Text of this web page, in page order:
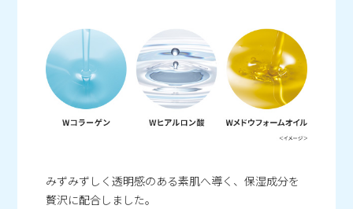
みずみずしく透明感のある素肌へ導く、保湿成分を
贅沢に配合しました。